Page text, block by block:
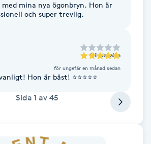
med mina nya ögonbryn. Hon är
och super trevlig.
till Nataliia
för ungefär en månad sedan
Hon är bäst! ⭐️⭐️⭐️⭐️⭐️
Sida 1 av 45